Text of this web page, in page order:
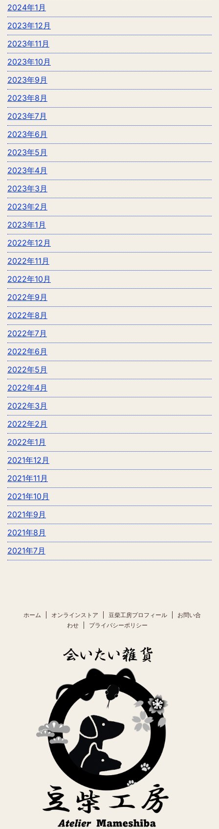
2024年1月
2023年12月
2023年11月
2023年10月
2023年9月
2023年8月
2023年7月
2023年6月
2023年5月
2023年4月
2023年3月
2023年2月
2023年1月
2022年12月
2022年11月
2022年10月
2022年9月
2022年8月
2022年7月
2022年6月
2022年5月
2022年4月
2022年3月
2022年2月
2022年1月
2021年12月
2021年11月
2021年10月
2021年9月
2021年8月
2021年7月
ホーム オンラインストア 豆柴工房プロフィール
お問い合
わせ
プライバシーポリシー